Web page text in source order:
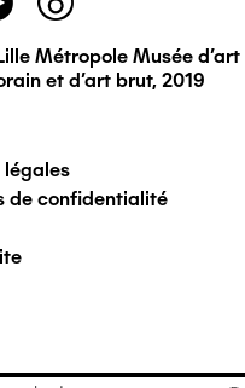
Métropole Musée d'art
et d'art brut, 2019
légales
de confidentialité